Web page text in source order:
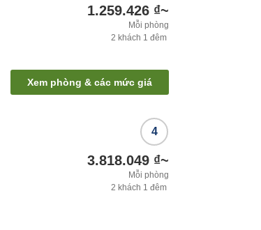
1.259.426 ₫~
Mỗi phòng
2 khách 1 đêm
Xem phòng & các mức giá
4
3.818.049 ₫~
Mỗi phòng
2 khách 1 đêm